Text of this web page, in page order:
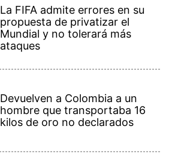
La FIFA admite errores en su
propuesta de privatizar el
Mundial y no tolerará más
ataques
Devuelven a Colombia a un
hombre que transportaba 16
kilos de oro no declarados